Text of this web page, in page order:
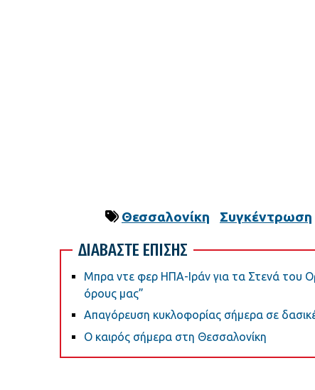
Θεσσαλονίκη Συγκέντρωση
ΔΙΑΒΑΣΤΕ ΕΠΙΣΗΣ
Μπρα ντε φερ ΗΠΑ-Ιράν για τα Στενά του
όρους μας”
Απαγόρευση κυκλοφορίας σήμερα σε
Ο καιρός σήμερα στη Θεσσαλονίκη